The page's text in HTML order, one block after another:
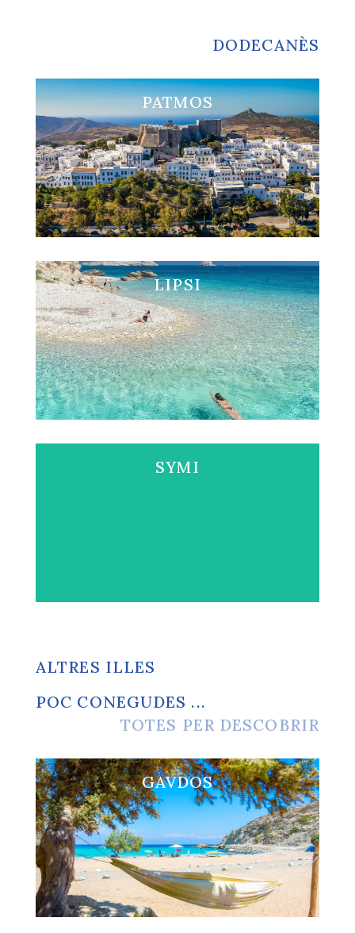
DODECANÈS
PATMOS
Visita PATMOS
LIPSI
Visita LIPSI
SYMI
GAVDOS
Visita GAVDOS
ALTRES ILLES
POC CONEGUDES ...
TOTES PER DESCOBRIR